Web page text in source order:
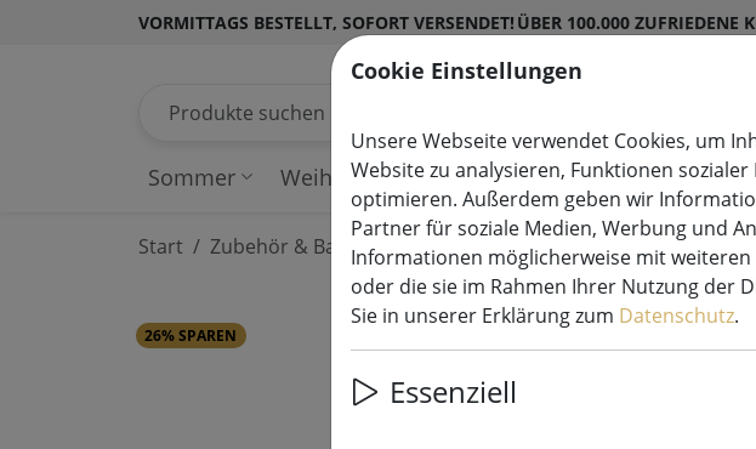
VORMITTAGS BESTELLT, SOFORT VERSENDET! ÜBER 100.000 ZUFRIEDENE
Sommer Weihnachten Lichterketten Leuchtdeko
Start Zubehör & Batterien
26% SPAREN
Cookie Einstellungen
Unsere Webseite verwendet Cookies, um
Website zu analysieren, Funktionen
optimieren. Außerdem geben wir
Partner für soziale Medien, Werbung und
Informationen möglicherweise mit
oder die sie im Rahmen Ihrer Nutzung der
Sie in unserer Erklärung zum Datenschutz.
Essenziell